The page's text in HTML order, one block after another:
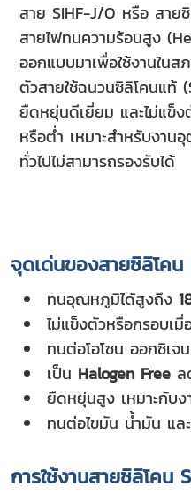
สาย SIHF-J/O หรือ สาย
สายไฟทนความร้อนสูง
ออกแบบมาเพื่อใช้งานใ
ตัวสายใช้ฉนวนซิลิโคนแท้
ยืดหยุ่นดีเยี่ยม และไม่แข็
หรือต่ำ เหมาะสำหรับงาน
ทั่วไปไม่สามารถรองรับได้
จุดเด่นของสายซิลิโคน
ทนอุณหภูมิได้สูงถึง
ไม่แข็งตัวหรือกรอบเมื่
ทนต่อโอโซน ออกซิเจ
เป็น Halogen Free ล
ยืดหยุ่นสูง เหมาะกับง
ทนต่อไขมัน น้ำมัน แล
การใช้งานสายซิลิโคน